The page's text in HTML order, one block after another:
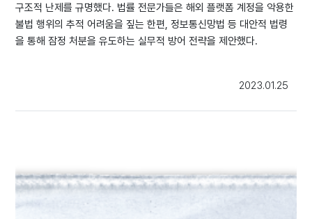
구조적 난제를 규명했다. 법률 전문가들은 해외 플랫폼 계정을 악용한
불법 행위의 추적 어려움을 짚는 한편, 정보통신망법 등 대안적 법령
을 통해 잠정 처분을 유도하는 실무적 방어 전략을 제안했다.
2023.01.25